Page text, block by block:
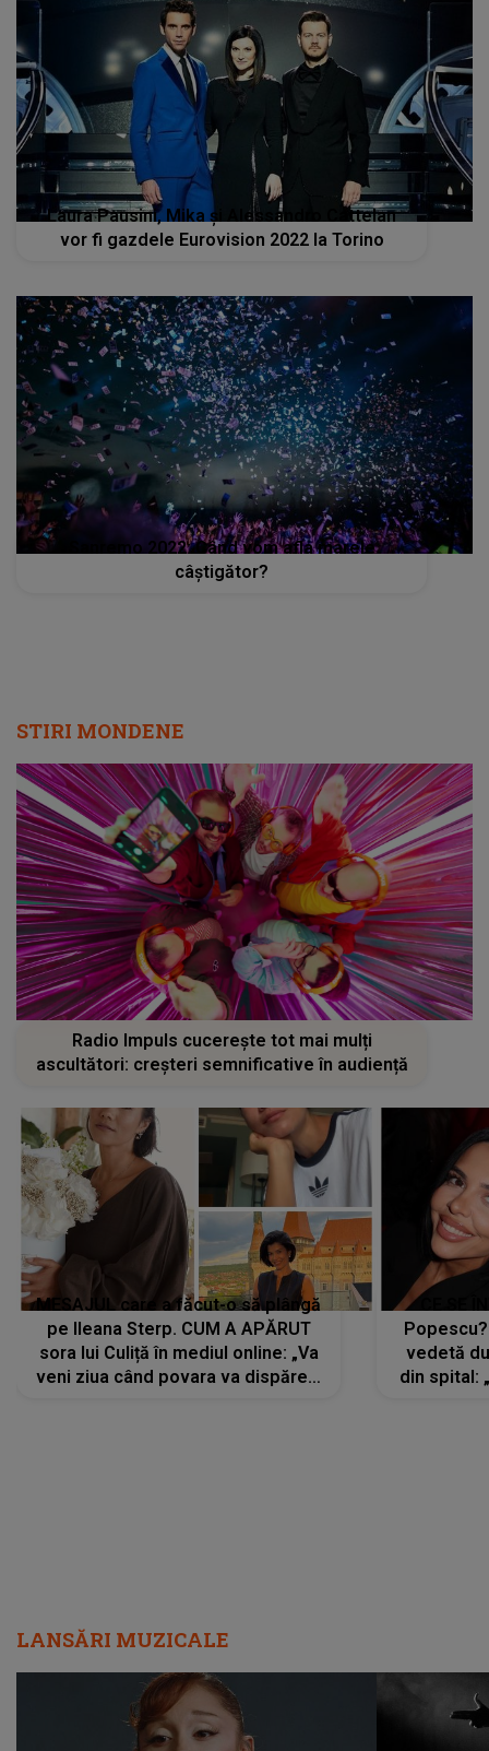
Laura Pausini, Mika și Alessandro Cattelan
vor fi gazdele Eurovision 2022 la Torino
Sanremo 2022: Când vom afla marele
câştigător?
STIRI MONDENE
Radio Impuls cucerește tot mai mulți
ascultători: creșteri semnificative în audiență
MESAJUL care a făcut-o să plângă
pe Ileana Sterp. CUM A APĂRUT
sora lui Culiță în mediul online: „Va
veni ziua când povara va dispărea,
vedetă
din spital:
LANSĂRI MUZICALE